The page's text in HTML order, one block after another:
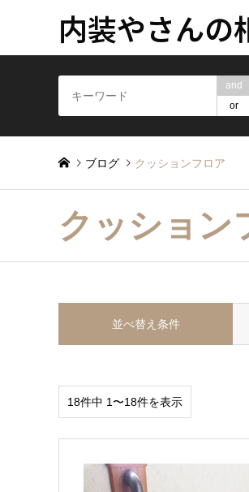
内装やさんの
and
or
ブログ クッションフロア
クッション
並べ替え条件
18件中 1〜18件を表示